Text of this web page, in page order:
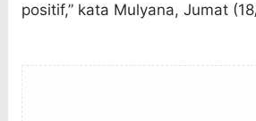
positif,” kata Mulyana, Jumat